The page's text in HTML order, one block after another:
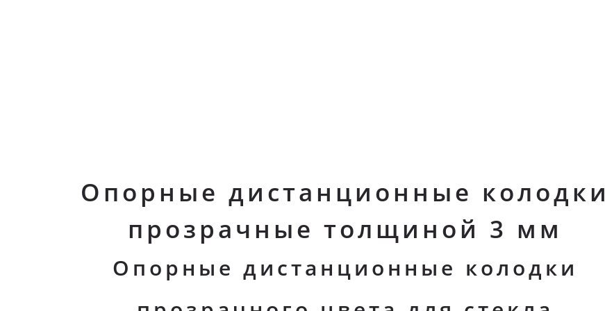
Опорные дистанционные колодки
прозрачные толщиной 3 мм
Опорные дистанционные колодки